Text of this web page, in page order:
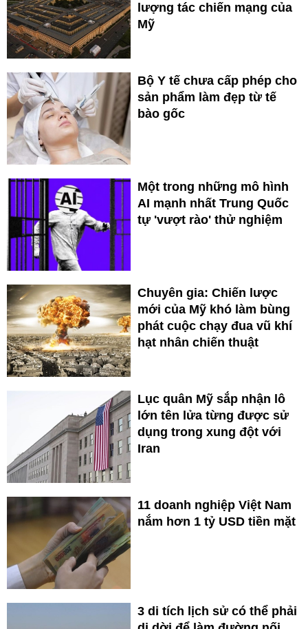
lượng tác chiến mạng của
Mỹ
Bộ Y tế chưa cấp phép cho
sản phẩm làm đẹp từ tế
bào gốc
Một trong những mô hình
AI mạnh nhất Trung Quốc
tự 'vượt rào' thử nghiệm
Chuyên gia: Chiến lược
mới của Mỹ khó làm bùng
phát cuộc chạy đua vũ khí
hạt nhân chiến thuật
Lục quân Mỹ sắp nhận lô
lớn tên lửa từng được sử
dụng trong xung đột với
Iran
11 doanh nghiệp Việt Nam
nắm hơn 1 tỷ USD tiền mặt
3 di tích lịch sử có thể phải